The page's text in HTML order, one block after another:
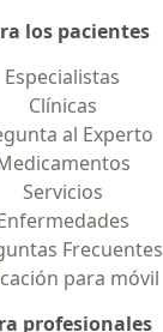
los pacientes
Especialistas
Clínicas
al Experto
Servicios
Frecuentes
para móvil
profesionales